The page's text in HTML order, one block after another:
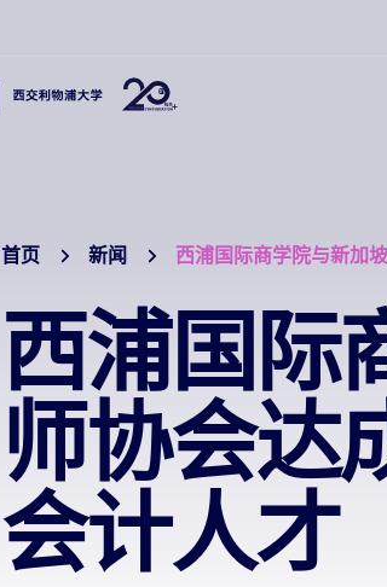
首页 新闻 西浦国际商学院与新加
西浦国际
师协会达
会计人才